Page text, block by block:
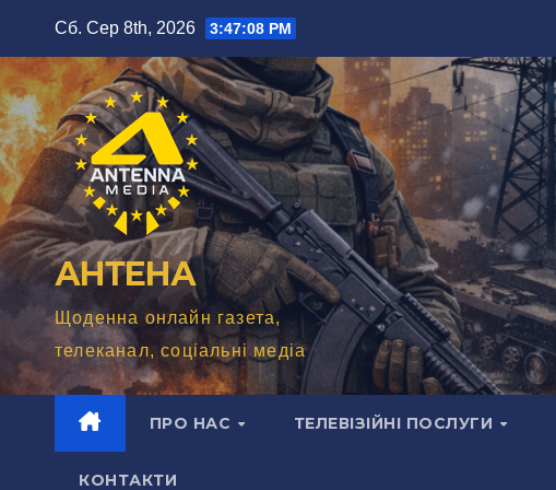
вмісту
Сб. Сер 8th, 2026 3:47:10 PM
АНТЕНА
Щоденна онлайн газета,
телеканал, соціальні медіа
ПРО НАС ТЕЛЕВІЗІЙНІ ПОСЛУГИ
КОНТАКТИ